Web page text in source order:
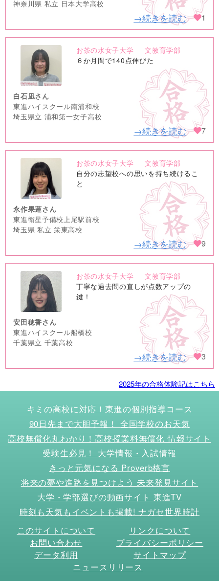
神奈川県 私立 日本大学高校
→続きを読む 1
no
image
お茶の水女子大学
文教育学部
６か月間で140点伸びた
白石凪さん
東進ハイスクール南浦和校
埼玉県立 浦和第一女子高校
→続きを読む 7
no
image
お茶の水女子大学
文教育学部
自分の志望校への思いを持ち続けるこ
と
永作果蓮さん
東進衛星予備校上尾駅前校
埼玉県 私立 栄東高校
→続きを読む 9
no
image
お茶の水女子大学
文教育学部
丁寧な過去問の直しが点数アップの
鍵！
安田穂香さん
東進ハイスクール船橋校
千葉県立 千葉高校
→続きを読む 3
2025年の合格体験記はこちら
キミの高校に対応！東進の個別指導コース
90日先まで大胆予報！ 全国学校のお天気
高校無償化丸わかり！高校授業料無償化 情報サイト
受験生必見！ 大学情報・入試情報
きっと元気になる Proverb格言
将来の夢や進路を見つけよう 未来発見サイト
大学・学部選びの動画サイト 東進TV
時刻も天気もイベントも掲載! ナガセ世界時計
このサイトについて
リンクについて
お問い合わせ
プライバシーポリシー
データ利用
サイトマップ
ニュースリリース